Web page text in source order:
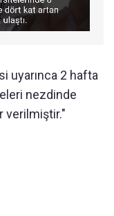
uyarınca 2 hafta
nezdinde
verilmiştir."